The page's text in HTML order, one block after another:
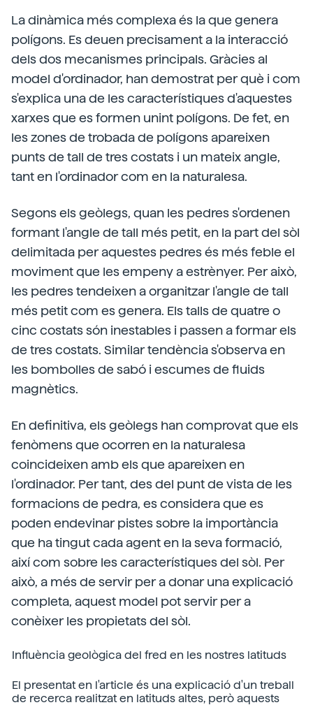
La dinàmica més complexa és la que genera
polígons. Es deuen precisament a la interacció
dels dos mecanismes principals. Gràcies al
model d'ordinador, han demostrat per què i com
s'explica una de les característiques d'aquestes
xarxes que es formen unint polígons. De fet, en
les zones de trobada de polígons apareixen
punts de tall de tres costats i un mateix angle,
tant en l'ordinador com en la naturalesa.
Segons els geòlegs, quan les pedres s'ordenen
formant l'angle de tall més petit, en la part del sòl
delimitada per aquestes pedres és més feble el
moviment que les empeny a estrènyer. Per això,
les pedres tendeixen a organitzar l'angle de tall
més petit com es genera. Els talls de quatre o
cinc costats són inestables i passen a formar els
de tres costats. Similar tendència s'observa en
les bombolles de sabó i escumes de fluids
magnètics.
En definitiva, els geòlegs han comprovat que els
fenòmens que ocorren en la naturalesa
coincideixen amb els que apareixen en
l'ordinador. Per tant, des del punt de vista de les
formacions de pedra, es considera que es
poden endevinar pistes sobre la importància
que ha tingut cada agent en la seva formació,
així com sobre les característiques del sòl. Per
això, a més de servir per a donar una explicació
completa, aquest model pot servir per a
conèixer les propietats del sòl.
Influència geològica del fred en les nostres latituds
El presentat en l'article és una explicació d'un treball
de recerca realitzat en latituds altes, però aquests